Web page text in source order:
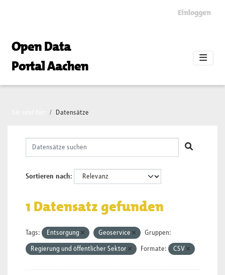
Einloggen
Open Data
Portal Aachen
Datensätze
Sortieren nach
1 Datensatz gefunden
Tags: Entsorgung Geoservice Gruppen:
Regierung und öffentlicher Sektor Formate: CSV